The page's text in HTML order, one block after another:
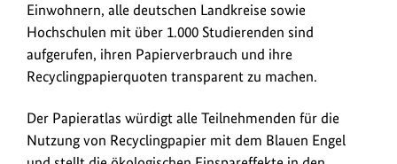
Einwohnern, alle deutschen Landkreise sowie
Hochschulen mit über 1.000 Studierenden sind
aufgerufen, ihren Papierverbrauch und ihre
Recyclingpapierquoten transparent zu machen.
Der Papieratlas würdigt alle Teilnehmenden für die
Nutzung von Recyclingpapier mit dem Blauen Engel